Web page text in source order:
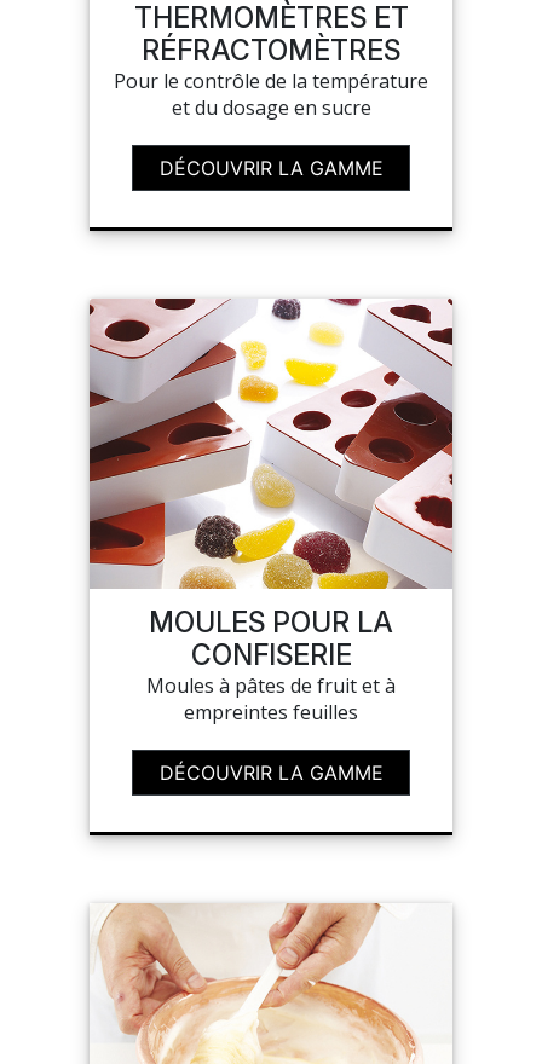
THERMOMÈTRES ET
RÉFRACTOMÈTRES
Pour le contrôle de la température
et du dosage en sucre
DÉCOUVRIR LA GAMME
MOULES POUR LA
CONFISERIE
Moules à pâtes de fruit et à
empreintes feuilles
DÉCOUVRIR LA GAMME